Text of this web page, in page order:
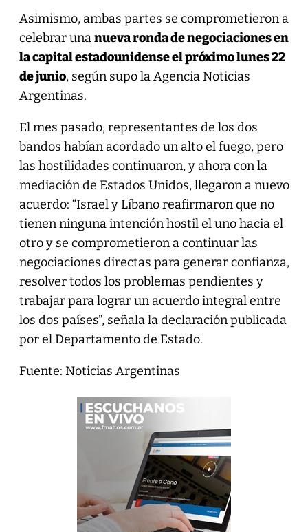
Asimismo, ambas partes se comprometieron a
celebrar unanueva ronda de negociaciones en
la capital estadounidense el próximo lunes 22
de junio, según supo la Agencia Noticias
Argentinas.
El mes pasado, representantes de los dos
bandos habían acordado un alto el fuego, pero
las hostilidades continuaron, y ahora con la
mediación de Estados Unidos, llegaron a nuevo
acuerdo: “Israel y Líbano reafirmaron que no
tienen ninguna intención hostil el uno hacia el
otro y se comprometieron a continuar las
negociaciones directas para generar confianza,
resolver todos los problemas pendientes y
trabajar para lograr un acuerdo integral entre
los dos países”, señala la declaración publicada
por el Departamento de Estado.
Fuente: Noticias Argentinas